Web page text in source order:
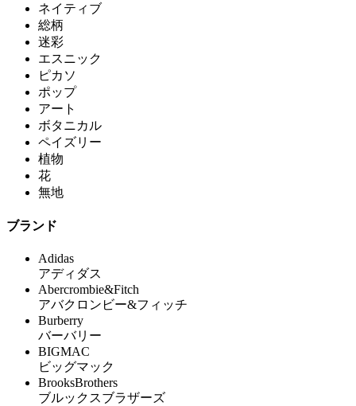
ネイティブ
総柄
迷彩
エスニック
ピカソ
ポップ
アート
ボタニカル
ペイズリー
植物
花
無地
ブランド
Adidas
アディダス
Abercrombie&Fitch
アバクロンビー&フィッチ
Burberry
バーバリー
BIGMAC
ビッグマック
BrooksBrothers
ブルックスブラザーズ